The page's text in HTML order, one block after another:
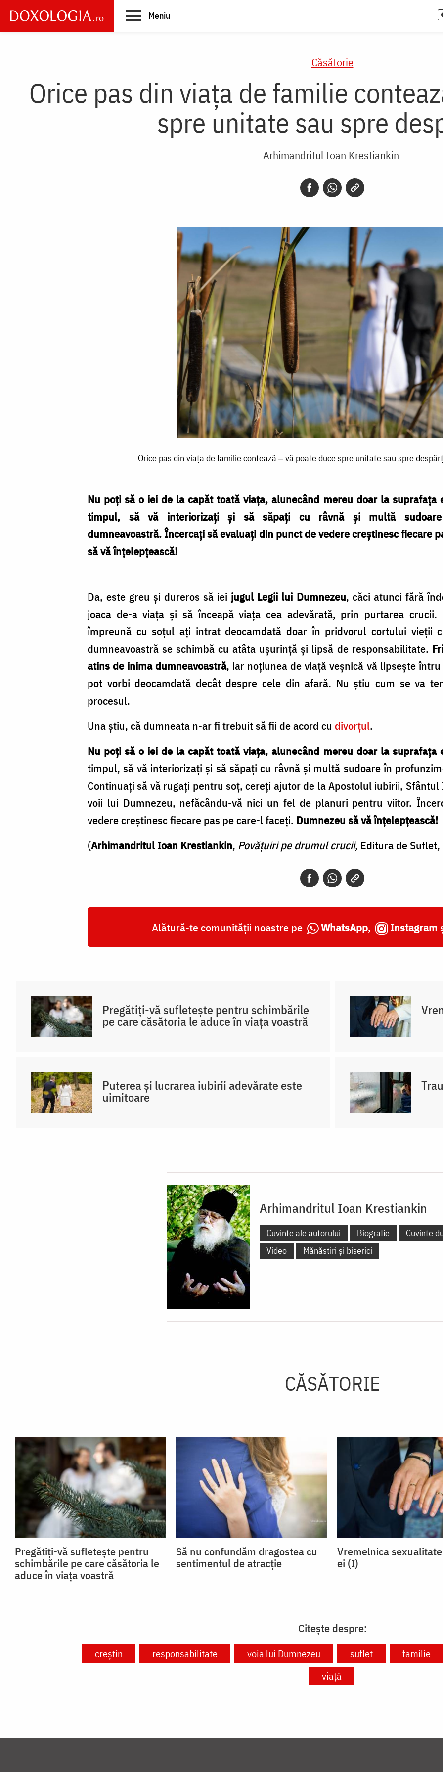
main
Meniu
Căsătorie
Orice pas din viața de familie
spre unitate sau spre
Arhimandritul Ioan Krestiankin
Orice pas din viața de familie contează ‒ vă poate duce spre unitate sau spre
Nu poți să o iei de la capăt toată viața, alunecând mereu doar la
timpul, să vă interiorizați și să săpați cu râvnă și multă
dumneavoastră. Încercați să evaluați din punct de vedere creștinesc fiecare
să vă înțelepțească!
Da, este greu şi dureros să iei jugul Legii lui Dumnezeu, căci atunci fără
joaca de-a viaţa şi să înceapă viaţa cea adevărată, prin purtarea crucii.
împreună cu soţul aţi intrat deocamdată doar în pridvorul cortului vieţii
dumneavoastră se schimbă cu atâta uşurinţă şi lipsă de responsabilitate.
atins de inima dumneavoastră, iar noţiunea de viaţă veşnică vă lipseşte
pot vorbi deocamdată decât despre cele din afară. Nu ştiu cum se va
procesul.
Una ştiu, că dumneata n-ar fi trebuit să fii de acord cu divorţul.
Nu poţi să o iei de la capăt toată viaţa, alunecând mereu doar la suprafaţa
timpul, să vă interiorizaţi şi să săpaţi cu râvnă şi multă sudoare în
Continuaţi să vă rugaţi pentru soţ, cereţi ajutor de la Apostolul iubirii,
voii lui Dumnezeu, nefăcându-vă nici un fel de planuri pentru viitor.
vedere creştinesc fiecare pas pe care-l faceţi. Dumnezeu să vă înţelepţească!
(Arhimandritul Ioan Krestiankin, Povăţuiri pe drumul crucii, Editura de
Alătură-te comunității noastre pe WhatsApp, Instagram
Pregătiți-vă sufletește pentru schimbările
pe care căsătoria le aduce în viața voastră
Puterea și lucrarea iubirii adevărate este
uimitoare
Arhimandritul Ioan Krestiankin
Cuvinte ale autorului Biografie
Cuvinte
Video
Mănăstiri și biserici
CĂSĂTORIE
Pregătiți-vă sufletește pentru
schimbările pe care căsătoria le
aduce în viața voastră
Să nu confundăm dragostea cu
sentimentul de atracție
Vremelnica
ei (I)
Citește despre:
creștin responsabilitate voia lui Dumnezeu suflet familie
viață